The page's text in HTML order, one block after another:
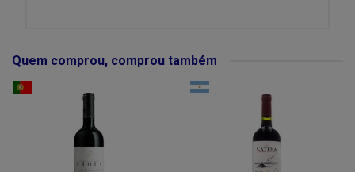
Quem comprou, comprou também